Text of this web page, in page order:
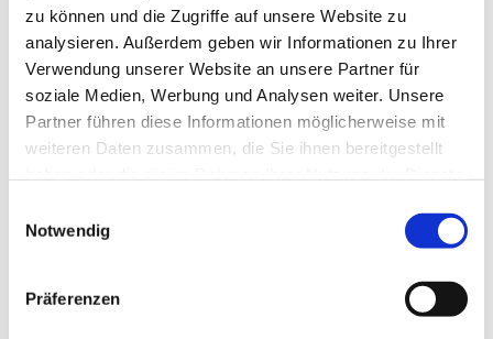
zu können und die Zugriffe auf unsere Website zu
analysieren. Außerdem geben wir Informationen zu Ihrer
Verwendung unserer Website an unsere Partner für
soziale Medien, Werbung und Analysen weiter. Unsere
Partner führen diese Informationen möglicherweise mit
weiteren Daten zusammen, die Sie ihnen bereitgestellt
Notwendig
Präferenzen